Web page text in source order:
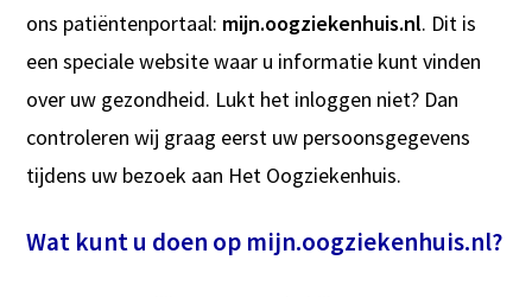
ons patiëntenportaal: mijn.oogziekenhuis.nl. Dit is
een speciale website waar u informatie kunt vinden
over uw gezondheid. Lukt het inloggen niet? Dan
controleren wij graag eerst uw persoonsgegevens
tijdens uw bezoek aan Het Oogziekenhuis.
Wat kunt u doen op mijn.oogziekenhuis.nl?